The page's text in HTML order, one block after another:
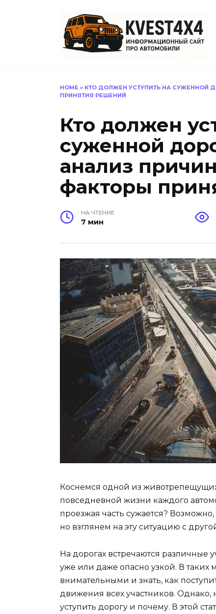
HOME » КТО ДОЛЖЕН УСТУПИТЬ НА СУЖЕННОЙ
ПРИНЯТИЯ РЕШЕНИЙ
Кто должен
суженной
анализ
факторы
НА ЧТЕНИЕ
7 мин
Коснемся одной из
повседневной жизни каждого
проезжая часть сужается?
но взглянем на эту ситуацию с
На дорогах встречаются различные
уже или даже опасно узкой. В таких
внимательными и знать, как
движения всех участников. Однако,
уступить дорогу и почему. В этой